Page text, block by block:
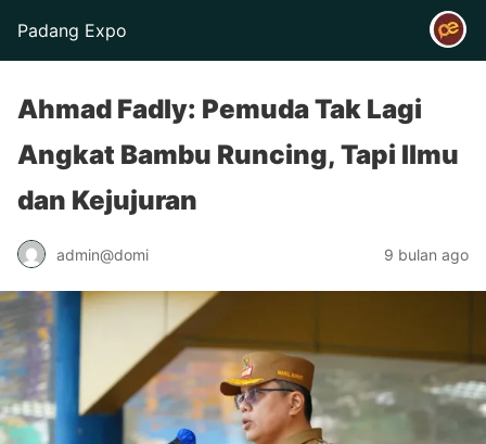
Padang Expo
Ahmad Fadly: Pemuda Tak Lagi
Angkat Bambu Runcing, Tapi Ilmu
dan Kejujuran
admin@domi 9 bulan ago